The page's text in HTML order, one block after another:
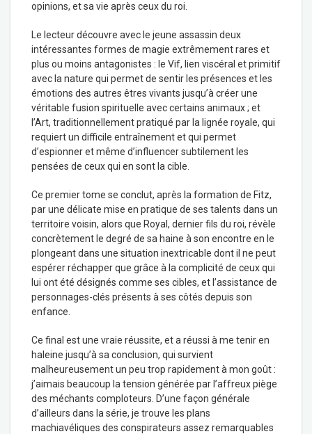
opinions, et sa vie après ceux du roi.
Le lecteur découvre avec le jeune assassin deux
intéressantes formes de magie extrêmement rares et
plus ou moins antagonistes : le Vif, lien viscéral et primitif
avec la nature qui permet de sentir les présences et les
émotions des autres êtres vivants jusqu’à créer une
véritable fusion spirituelle avec certains animaux ; et
l’Art, traditionnellement pratiqué par la lignée royale, qui
requiert un difficile entraînement et qui permet
d’espionner et même d’influencer subtilement les
pensées de ceux qui en sont la cible.
Ce premier tome se conclut, après la formation de Fitz,
par une délicate mise en pratique de ses talents dans un
territoire voisin, alors que Royal, dernier fils du roi, révèle
concrètement le degré de sa haine à son encontre en le
plongeant dans une situation inextricable dont il ne peut
espérer réchapper que grâce à la complicité de ceux qui
lui ont été désignés comme ses cibles, et l’assistance de
personnages-clés présents à ses côtés depuis son
enfance.
Ce final est une vraie réussite, et a réussi à me tenir en
haleine jusqu’à sa conclusion, qui survient
malheureusement un peu trop rapidement à mon goût :
j’aimais beaucoup la tension générée par l’affreux piège
des méchants comploteurs. D’une façon générale
d’ailleurs dans la série, je trouve les plans
machiavéliques des conspirateurs assez remarquables